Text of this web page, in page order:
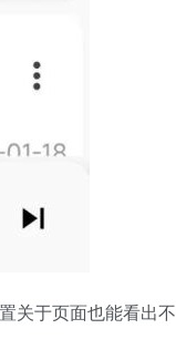
关于页面也能看出不